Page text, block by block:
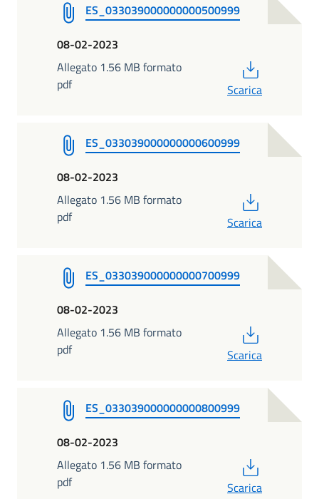
ES_033039000000000500999
08-02-2023
Allegato 1.56 MB formato
pdf
Scarica
ES_033039000000000600999
08-02-2023
Allegato 1.56 MB formato
pdf
Scarica
ES_033039000000000700999
08-02-2023
Allegato 1.56 MB formato
pdf
Scarica
ES_033039000000000800999
08-02-2023
Allegato 1.56 MB formato
pdf
Scarica